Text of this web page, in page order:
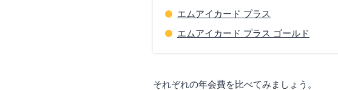
エムアイカード プラス
エムアイカード プラス ゴールド
それぞれの年会費を比べてみましょう。